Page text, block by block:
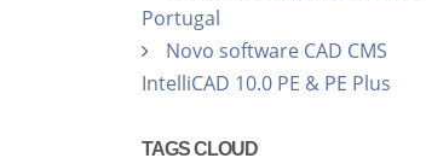
Portugal
Novo software CAD CMS
IntelliCAD 10.0 PE & PE Plus
TAGS CLOUD